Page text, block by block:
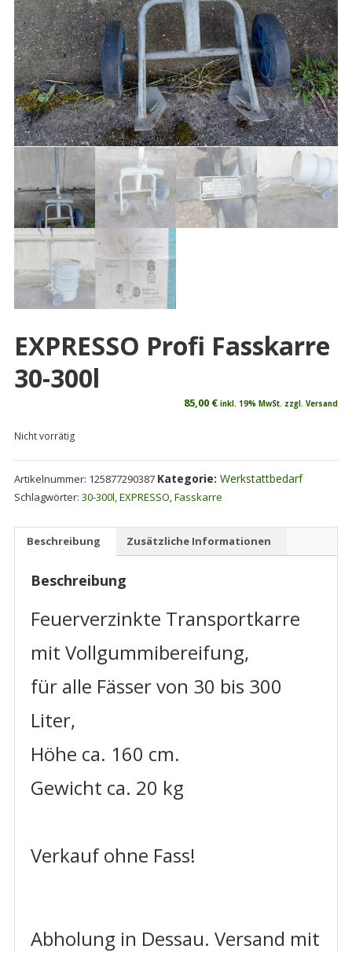
EXPRESSO Profi Fasskarre
30-300l
85,00 € inkl. 19% MwSt. zzgl. Versand
Nicht vorrätig
Artikelnummer: 125877290387 Kategorie: Werkstattbedarf
Schlagwörter: 30-300l EXPRESSO Fasskarre
Beschreibung Zusätzliche Informationen
Beschreibung
Feuerverzinkte Transportkarre
mit Vollgummibereifung,
für alle Fässer von 30 bis 300
Liter,
Höhe ca. 160 cm.
Gewicht ca. 20 kg
Verkauf ohne Fass!
Abholung in Dessau. Versand mit